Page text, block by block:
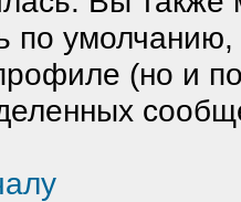
по
(но и